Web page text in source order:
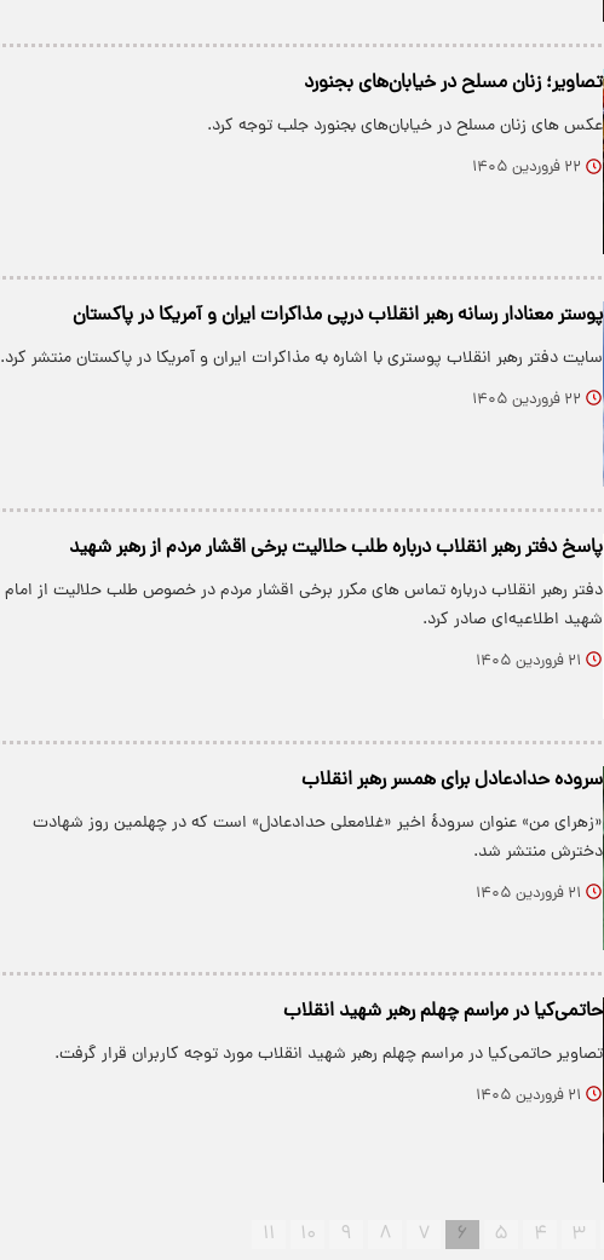
تصاویر؛ زنان مسلح در خیابان‌های بجنورد
عکس های زنان مسلح در خیابان‌های بجنورد جلب توجه کرد.
۲۲ فروردین ۱۴۰۵
پوستر معنادار رسانه رهبر انقلاب درپی مذاکرات ایران و آمریکا در پاکستان
سایت دفتر رهبر انقلاب پوستری با اشاره به مذاکرات ایران و آمریکا در پاکستان منتشر کرد.
۲۲ فروردین ۱۴۰۵
پاسخ دفتر رهبر انقلاب درباره طلب حلالیت برخی اقشار مردم از رهبر شهید
دفتر رهبر انقلاب درباره تماس‌ های مکرر برخی اقشار مردم در خصوص طلب حلالیت از امام
شهید اطلاعیه‌ای صادر کرد.
۲۱ فروردین ۱۴۰۵
سروده حدادعادل برای همسر رهبر انقلاب
«زهرای من» عنوان سرودۀ اخیر «غلامعلی حدادعادل» است که در چهلمین روز شهادت
دخترش منتشر شد.
۲۱ فروردین ۱۴۰۵
حاتمی‌کیا در مراسم چهلم رهبر شهید انقلاب
تصاویر حاتمی‌کیا در مراسم چهلم رهبر شهید انقلاب مورد توجه کاربران قرار گرفت.
۲۱ فروردین ۱۴۰۵
۳ ۴ ۵ ۶ ۷ ۸ ۹ ۱۰ ۱۱